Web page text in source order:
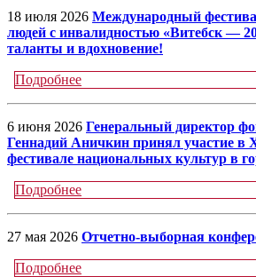
18 июля 2026 Международный
людей с инвалидностью «Витебск —
таланты и вдохновение!
Подробнее
6 июня 2026 Генеральный директор
Геннадий Аничкин принял участие в
фестивале национальных культур в
Подробнее
27 мая 2026 Отчетно-выборная
Подробнее